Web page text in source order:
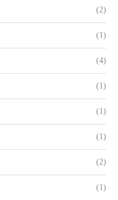
(2)
(1)
(4)
(1)
(1)
(1)
(2)
(1)